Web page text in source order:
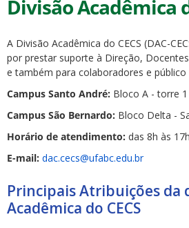
Divisão Acadêmica
A Divisão Acadêmica do CECS (DAC-
por prestar suporte à Direção,
e também para colaboradores e público
Campus Santo André: Bloco A - torre 1
Campus São Bernardo: Bloco Delta -
Horário de atendimento: das 8h às
E-mail: dac.cecs@ufabc.edu.br
Principais Atribuições da
Acadêmica do CECS